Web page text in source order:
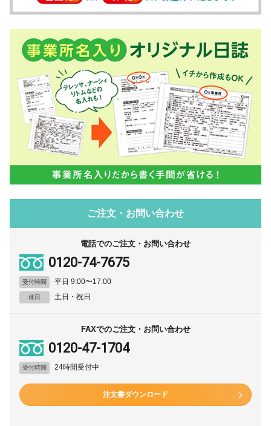
ご注文・お問い合わせ
電話でのご注文・お問い合わせ
0120-74-7675
受付時間 平日 9:00〜17:00
休日 土日・祝日
FAXでのご注文・お問い合わせ
0120-47-1704
受付時間 24時間受付中
注文書ダウンロード